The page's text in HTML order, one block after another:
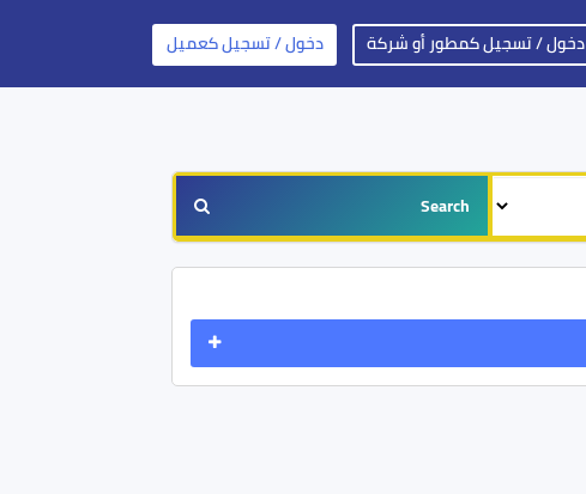
دخول / تسجيل كمطور أو شركة دخول / تسجيل كعميل
Search